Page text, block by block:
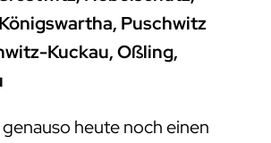
Puschwitz
Kuckau, Oßling,
heute noch einen